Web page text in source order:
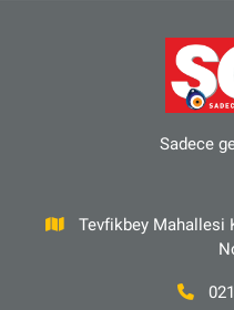
Sadece
Tevfikbey Mahallesi